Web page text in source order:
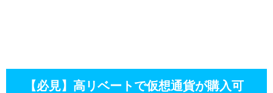
【必見】高リベートで仮想通貨が購入可